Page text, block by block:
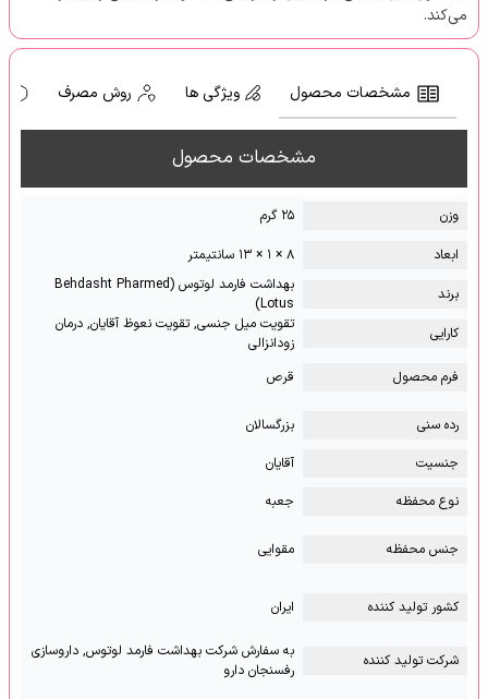
می‌کند.
مشخصات محصول ویژگی ها روش مصرف
مشخصات محصول
وزن
۲۵ گرم
ابعاد
۸ × ۱ × ۱۳ سانتیمتر
برند
بهداشت فارمد لوتوس (Behdasht Pharmed
Lotus)
کارایی
تقویت میل جنسی, تقویت نعوظ آقایان, درمان
زودانزالی
فرم محصول
قرص
رده سنی
بزرگسالان
جنسیت
آقایان
نوع محفظه
جعبه
جنس محفظه مقوایی
کشور تولید کننده ایران
شرکت تولید کننده
به سفارش شرکت بهداشت فارمد لوتوس, داروسازی
رفسنجان دارو